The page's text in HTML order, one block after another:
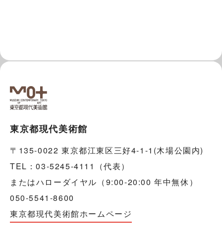
東京都現代美術館
〒135-0022 東京都江東区三好4-1-1(木場公園内)
TEL：03-5245-4111（代表）
またはハローダイヤル（9:00-20:00 年中無休）
050-5541-8600
東京都現代美術館ホームページ